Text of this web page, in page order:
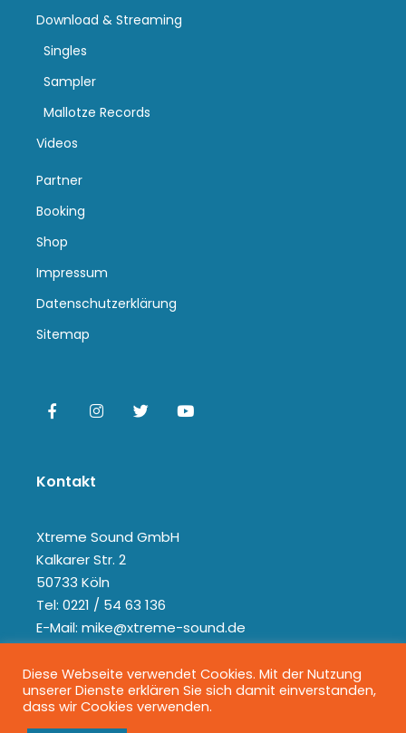
Download & Streaming
Singles
Sampler
Mallotze Records
Videos
Partner
Booking
Shop
Impressum
Datenschutzerklärung
Sitemap
Kontakt
Xtreme Sound GmbH
Kalkarer Str. 2
50733 Köln
Tel: 0221 / 54 63 136
E-Mail: mike@xtreme-sound.de
Diese Webseite verwendet Cookies. Mit der Nutzung
unserer Dienste erklären Sie sich damit einverstanden,
dass wir Cookies verwenden.